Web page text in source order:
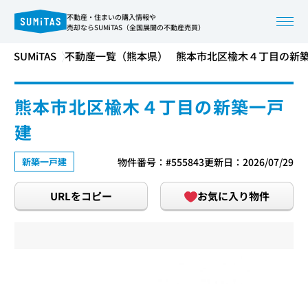
不動産・住まいの購入情報や
売却ならSUMiTAS（全国展開の不動産売買）
SUMiTAS 不動産一覧（熊本県） 熊本市北区楡木４丁目の新
熊本市北区楡木４丁目の新築一戸
建
新築一戸建 物件番号：#555843更新日：2026/07/29
URLをコピー お気に入り物件